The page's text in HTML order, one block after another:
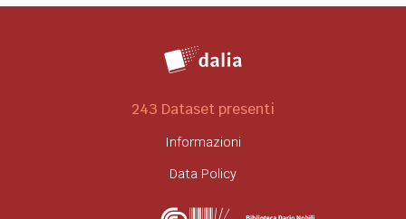
243 Dataset presenti
Informazioni
Data Policy